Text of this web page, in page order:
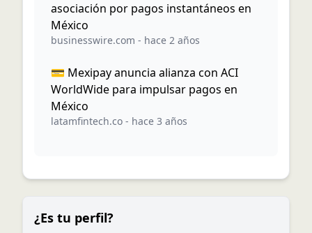
asociación por pagos instantáneos en
México
businesswire.com - hace 2 años
💳 Mexipay anuncia alianza con ACI
WorldWide para impulsar pagos en
México
latamfintech.co - hace 3 años
¿Es tu perfil?